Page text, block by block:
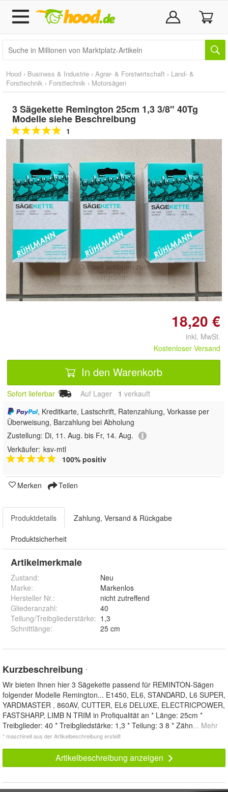
Hood › Business & Industrie › Agrar- & Forstwirtschaft › Land- &
Forsttechnik › Forsttechnik › Motorsägen
3 Sägekette Remington 25cm 1,3 3/8" 40Tg
Modelle siehe Beschreibung
1
Doppelt antippen zum
vergrößern
18,20 €
inkl. MwSt.
Kostenloser Versand
In den Warenkorb
Sofort lieferbar Auf Lager 1 verkauft
, Kreditkarte, Lastschrift, Ratenzahlung, Vorkasse per
Überweisung, Barzahlung bei Abholung
Zustellung: Di, 11. Aug. bis Fr, 14. Aug.
Verkäufer: ksv-mtl
100% positiv
Merken Teilen
Produktdetails Zahlung, Versand & Rückgabe
Produktsicherheit
Artikelmerkmale
Zustand:
Neu
Marke:
Markenlos
Hersteller Nr.:
nicht zutreffend
Gliederanzahl:
40
Teilung/Treibgliederstärke: 1,3
Schnittlänge: 25 cm
Kurzbeschreibung *
Wir bieten Ihnen hier 3 Sägekette passend für REMINTON-Sägen
folgender Modelle Remington... E1450, EL6, STANDARD, L6 SUPER,
YARDMASTER , 860AV, CUTTER, EL6 DELUXE, ELECTRICPOWER,
FASTSHARP, LIMB N TRIM in Profiqualität an * Länge: 25cm *
Treibglieder: 40 * Treibgliedstärke: 1,3 * Teilung: 3 8 * Zähn... Mehr
* maschinell aus der Artikelbeschreibung erstellt
Artikelbeschreibung anzeigen